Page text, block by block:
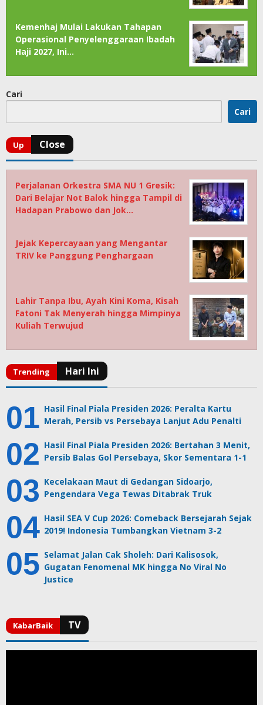
Kemenhaj Mulai Lakukan Tahapan
Operasional Penyelenggaraan Ibadah
Haji 2027, Ini…
Cari
Cari
Perjalanan Orkestra SMA NU 1 Gresik:
Dari Belajar Not Balok hingga Tampil di
Hadapan Prabowo dan Jok…
Jejak Kepercayaan yang Mengantar
TRIV ke Panggung Penghargaan
Lahir Tanpa Ibu, Ayah Kini Koma, Kisah
Fatoni Tak Menyerah hingga Mimpinya
Kuliah Terwujud
Hasil Final Piala Presiden 2026: Peralta Kartu
Merah, Persib vs Persebaya Lanjut Adu Penalti
Hasil Final Piala Presiden 2026: Bertahan 3 Menit,
Persib Balas Gol Persebaya, Skor Sementara 1-1
Kecelakaan Maut di Gedangan Sidoarjo,
Pengendara Vega Tewas Ditabrak Truk
Hasil SEA V Cup 2026: Comeback Bersejarah Sejak
2019! Indonesia Tumbangkan Vietnam 3-2
Selamat Jalan Cak Sholeh: Dari Kalisosok,
Gugatan Fenomenal MK hingga No Viral No
Justice